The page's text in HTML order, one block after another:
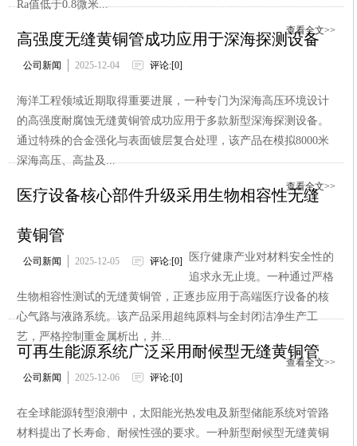
Ra值低于0.8微米...
查看全文>>
高强度无缝黄铜管成功应用于深海探测设备
公司新闻 2025-12-04 评论:[0]
海洋工程领域近期取得重要进展，一种专门为深海高压环境设计
的高强度耐腐蚀无缝黄铜管成功应用于多款新型深海探测设备。
通过特殊的合金强化与表面镀层复合处理，该产品在模拟8000米
深海高压、高盐及...
查看全文>>
医疗设备核心部件升级采用生物相容性无缝
黄铜管
公司新闻 2025-12-05 评论:[0]
医疗健康产业对材料安全性的
追求永无止境。一种通过严格
生物相容性测试的无缝黄铜管，正逐步应用于高端医疗设备的核
心气路与液路系统。该产品采用超纯原料与全封闭洁净生产工
艺，严格控制重金属析出，并...
查看全文>>
可再生能源系统广泛采用耐候型无缝黄铜管
公司新闻 2025-12-06 评论:[0]
在全球能源转型浪潮中，太阳能光热发电及新型储能系统对管路
材料提出了长寿命、耐候性强的要求。一种新型耐候型无缝黄铜